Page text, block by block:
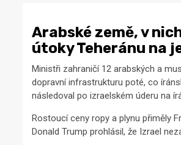
Arabské země, v
útoky Teheránu na
Ministři zahraničí 12 arabských a
dopravní infrastrukturu poté, co
následoval po izraelském úderu na
Rostoucí ceny ropy a plynu přiměly
Donald Trump prohlásil, že Izrael